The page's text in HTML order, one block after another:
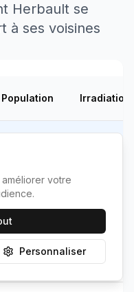
Herbault se
à ses voisines
Population Irradiation
272
122
kWh/m²
votre
Personnaliser